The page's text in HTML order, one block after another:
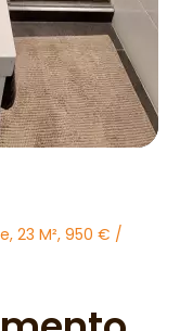
23 M², 950 € /